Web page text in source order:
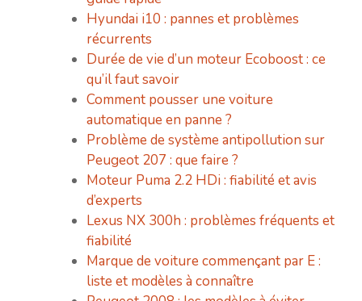
Hyundai i10 : pannes et problèmes
récurrents
Durée de vie d’un moteur Ecoboost : ce
qu’il faut savoir
Comment pousser une voiture
automatique en panne ?
Problème de système antipollution sur
Peugeot 207 : que faire ?
Moteur Puma 2.2 HDi : fiabilité et avis
d’experts
Lexus NX 300h : problèmes fréquents et
fiabilité
Marque de voiture commençant par E :
liste et modèles à connaître